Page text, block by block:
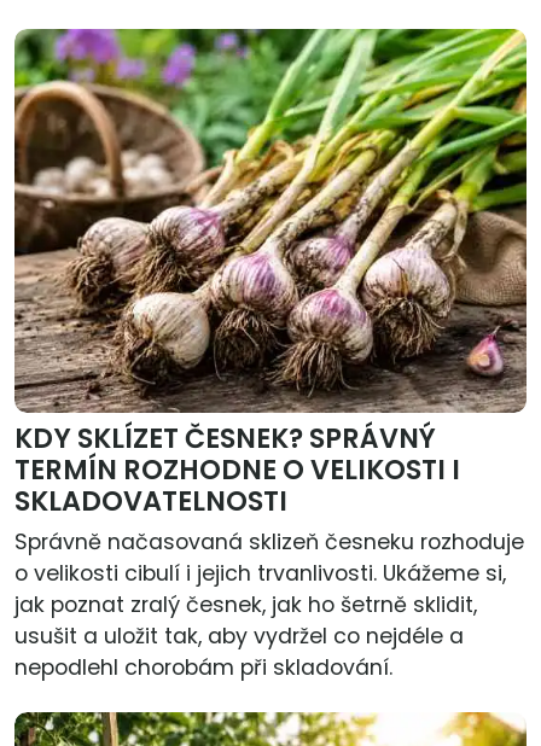
KDY SKLÍZET ČESNEK? SPRÁVNÝ
TERMÍN ROZHODNE O VELIKOSTI I
SKLADOVATELNOSTI
Správně načasovaná sklizeň česneku rozhoduje
o velikosti cibulí i jejich trvanlivosti. Ukážeme si,
jak poznat zralý česnek, jak ho šetrně sklidit,
usušit a uložit tak, aby vydržel co nejdéle a
nepodlehl chorobám při skladování.